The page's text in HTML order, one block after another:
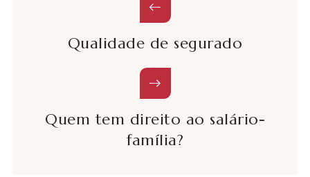
Qualidade de segurado
Quem tem direito ao salário-
família?